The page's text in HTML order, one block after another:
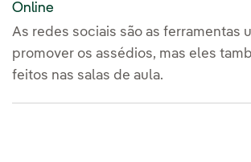
Online
As redes sociais são as ferramentas
promover os assédios, mas eles
feitos nas salas de aula.